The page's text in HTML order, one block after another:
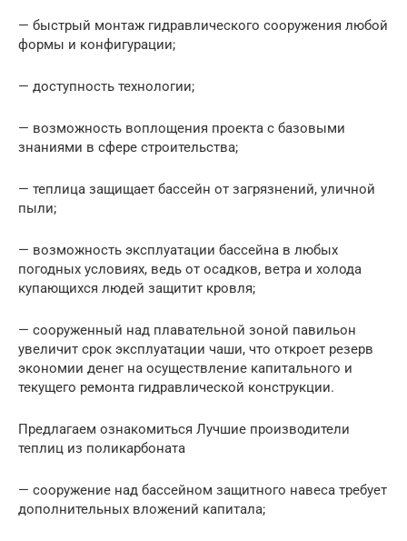
— быстрый монтаж гидравлического сооружения любой
формы и конфигурации;
— доступность технологии;
— возможность воплощения проекта с базовыми
знаниями в сфере строительства;
— теплица защищает бассейн от загрязнений, уличной
пыли;
— возможность эксплуатации бассейна в любых
погодных условиях, ведь от осадков, ветра и холода
купающихся людей защитит кровля;
— сооруженный над плавательной зоной павильон
увеличит срок эксплуатации чаши, что откроет резерв
экономии денег на осуществление капитального и
текущего ремонта гидравлической конструкции.
Предлагаем ознакомиться Лучшие производители
теплиц из поликарбоната
— сооружение над бассейном защитного навеса требует
дополнительных вложений капитала;